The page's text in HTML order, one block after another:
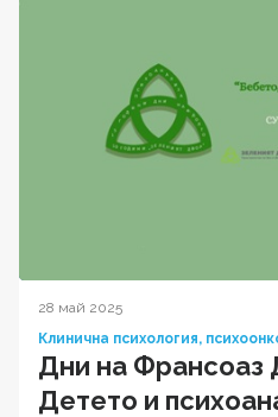
28 май 2025
Клинична психология,
Дни на Франсоаз
Детето и